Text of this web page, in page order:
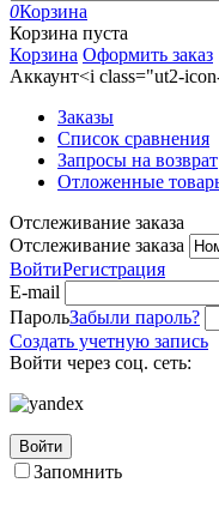
0Корзина
Корзина пуста
Корзина Оформить заказ
Аккаунт<i class="ut2-
Заказы
Список сравнения
Запросы на возврат
Отложенные
Отслеживание заказа
Отслеживание заказа
ВойтиРегистрация
E-mail
ПарольЗабыли пароль?
Создать учетную запись
Войти через соц. сеть:
Войти
Запомнить